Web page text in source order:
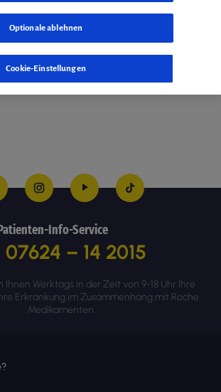
Info-Service
07624 – 14 2015
Werktags in der Zeit von 9-18 Uhr Ihre
Erkrankung im Zusammenhang mit Roche
Medikamenten.
Cookie-Einstellungen
Optionale ablehnen